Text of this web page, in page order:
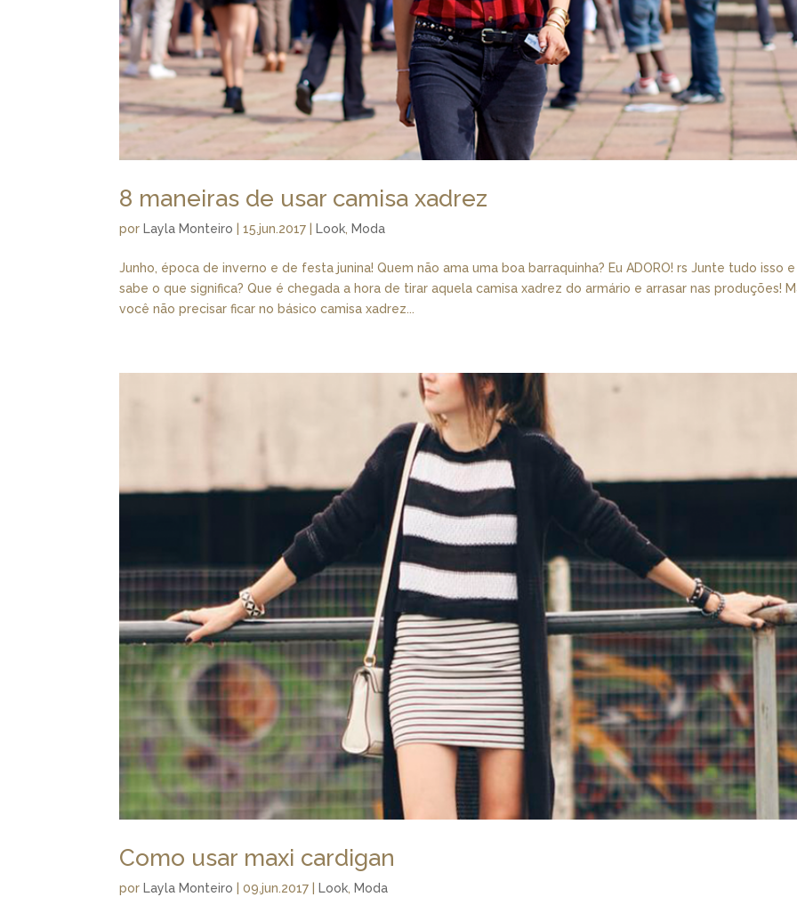
8 maneiras de usar camisa xadrez
porLayla Monteiro |15.jun.2017 |Look,Moda
Junho, época de inverno e de festa junina! Quem não ama uma boa barraquinha? Eu ADORO! rs Junte tudo isso e
sabe o que significa? Que é chegada a hora de tirar aquela camisa xadrez do armário e arrasar nas produções!
você não precisar ficar no básico camisa xadrez...
Como usar maxi cardigan
por Layla Monteiro |09.jun.2017 Look, Moda